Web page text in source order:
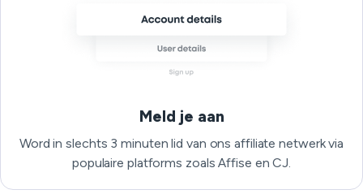
Meld je aan
Word in slechts 3 minuten lid van ons affiliate netwerk via
populaire platforms zoals Affise en CJ.